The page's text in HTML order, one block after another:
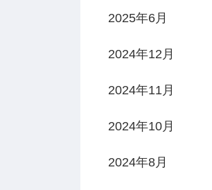
2025年6月
2024年12月
2024年11月
2024年10月
2024年8月